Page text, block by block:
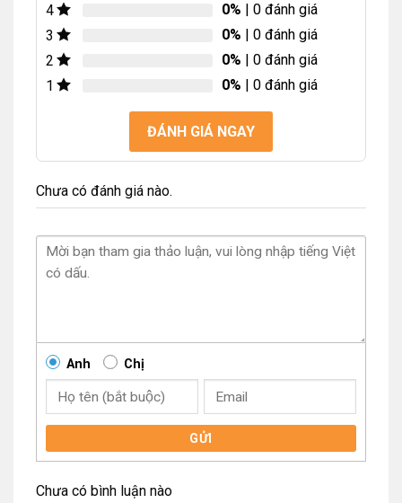
4
0% | 0 đánh giá
3
0% | 0 đánh giá
2
0% | 0 đánh giá
1
0% | 0 đánh giá
ĐÁNH GIÁ NGAY
Chưa có đánh giá nào.
Anh Chị
GỬI
Chưa có bình luận nào